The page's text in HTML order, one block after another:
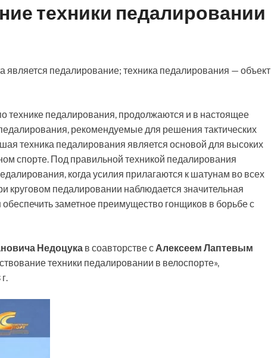
техники педалировании
педалирование; техника педа­лирования — объект
технике педалирования, продол­жаются и в настоящее
рекомен­дуемые для решения тактических
техника педалирования является основой для высоких
спорте. Под правильной техникой педалирования
когда усилия прилагаются к шатунам во всех
круговом педалировании наблюдается значительная
обеспечить заметное преимущество гонщиков в борьбе с
Недоцука в соавторстве с Алексеем Лаптевым
техники педалировании в велоспорте»,